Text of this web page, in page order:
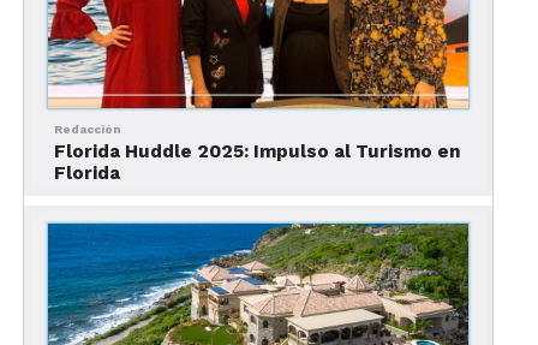
Ese lugar es St. Pete Clearwater, un tesoro
que está conquistando el corazón de los
viajeros mexicanos.
Redacción
Florida Huddle 2025: Impulso al Turismo en
Florida